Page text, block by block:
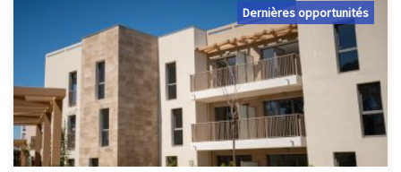
Dernières opportunités